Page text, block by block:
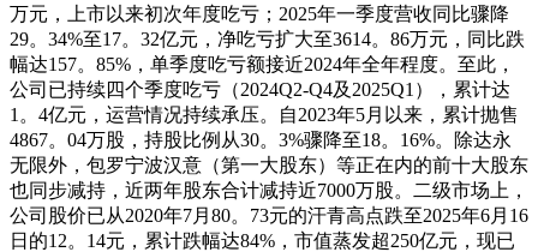
万元，上市以来初次年度吃亏；2025年一季度营收同比骤降
29。34%至17。32亿元，净吃亏扩大至3614。86万元，同比跌
幅达157。85%，单季度吃亏额接近2024年全年程度。至此，
公司已持续四个季度吃亏（2024Q2-Q4及2025Q1），累计达
1。4亿元，运营情况持续承压。自2023年5月以来，累计抛售
4867。04万股，持股比例从30。3%骤降至18。16%。除达永
无限外，包罗宁波汉意（第一大股东）等正在内的前十大股东
也同步减持，近两年股东合计减持近7000万股。二级市场上，
公司股价已从2020年7月80。73元的汗青高点跌至2025年6月16
日的12。14元，累计跌幅达84%，市值蒸发超250亿元，现已